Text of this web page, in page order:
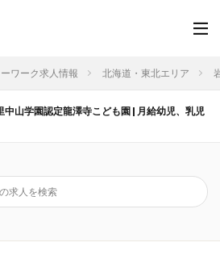
ワーク求人情報 北海道・東北エリア
中山学園認定龍澤寺こども園 | 月給幼児、乳児